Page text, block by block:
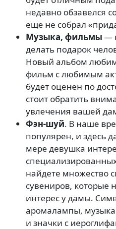
недавно обзавелся
еще не собрал
Музыка, фильмы—
делать подарок
Новый альбом
фильм с любимым
будет оценен по
стоит обратить
увлечения вашей
Фэн-шуй. В наше
популярен, и здесь
мере девушка
найдете множество
сувениров, которые
интерес у дамы.
аромалампы, музыка
и значки с